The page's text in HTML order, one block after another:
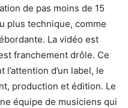
de pas moins de 15
plus technique, comme
La vidéo est
franchement drôle. Ce
d’un label, le
production et édition. Le
équipe de musiciens qui